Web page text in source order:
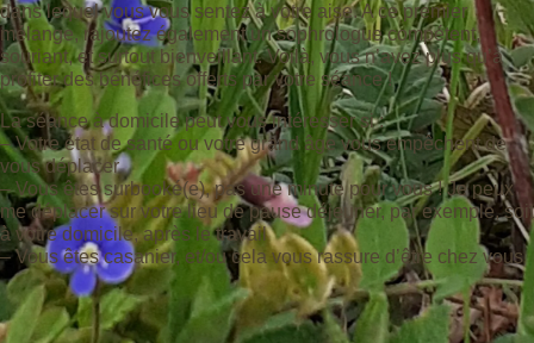
dans lequel vous vous sentez à votre aise. A ce premier
mélange, rajoutez également un sophrologue compétent,
souriant, et surtout bienveillant. Voilà, vous n’avez plus qu’à
profiter des bénéfices offerts par votre séance !
La séance à domicile peut vous intéresser si :
– Votre état de santé ou votre grand âge vous empêchent de
vous déplacer
– Vous êtes surbooké(e), pas une minute pour vous ! Je peux
me déplacer sur votre lieu de pause déjeuner, par exemple, soit
à votre domicile, après le travail
– Vous êtes casanier, et/ou cela vous rassure d’être chez vous